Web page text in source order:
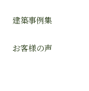
建築事例集
お客様の声